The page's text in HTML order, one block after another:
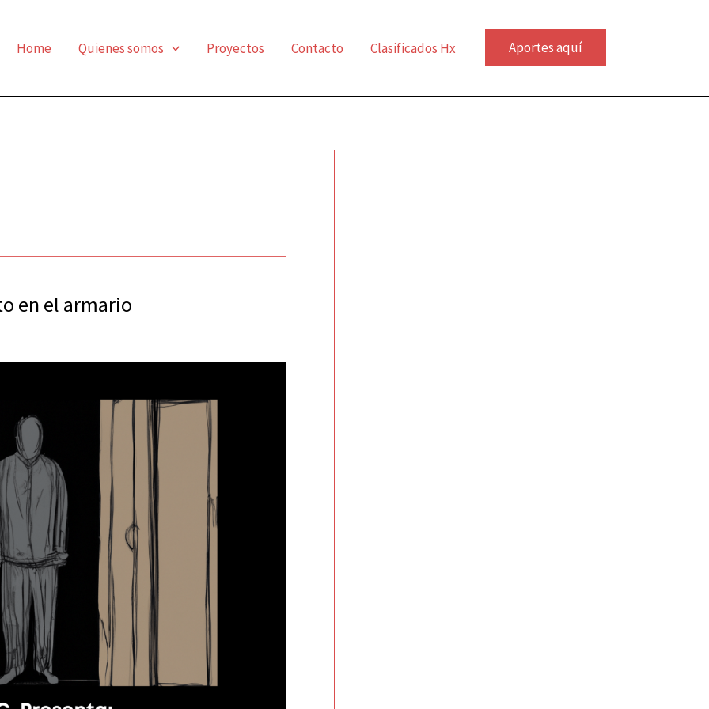
Home Quienes somos Proyectos Contacto Clasificados Hx Aportes aquí
en el armario